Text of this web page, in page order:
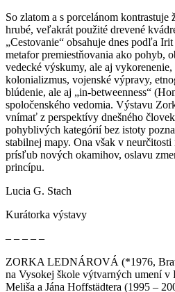
So zlatom a s porcelánom
hrubé, veľakrát použité drevené
„Cestovanie“ obsahuje dnes podľa
metafor premiestňovania ako pohyb,
vedecké výskumy, ale aj
kolonializmus, vojenské výpravy,
blúdenie, ale aj „in-betweenness“
spoločenského vedomia. Výstavu
vnímať z perspektívy dnešného
pohyblivých kategórií bez istoty
stabilnej mapy. Ona však v
prísľub nových okamihov, oslavu
princípu.
Lucia G. Stach
Kurátorka výstavy
– – – – –
ZORKA LEDNÁROVÁ (*1976,
na Vysokej škole výtvarných umení v
Meliša a Jána Hoffstädtera (1995 –